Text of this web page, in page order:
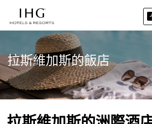
拉斯維加斯的飯店